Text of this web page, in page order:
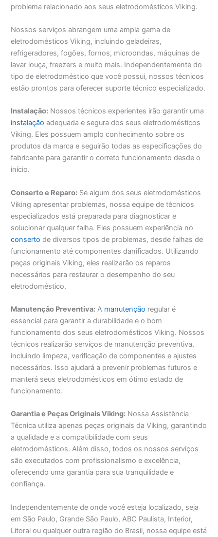
problema relacionado aos seus eletrodomésticos Viking.
Nossos serviços abrangem uma ampla gama de
eletrodomésticos Viking, incluindo geladeiras,
refrigeradores, fogões, fornos, microondas, máquinas de
lavar louça, freezers e muito mais. Independentemente do
tipo de eletrodoméstico que você possui, nossos técnicos
estão prontos para oferecer suporte técnico especializado.
Instalação: Nossos técnicos experientes irão garantir uma
instalação adequada e segura dos seus eletrodomésticos
Viking. Eles possuem amplo conhecimento sobre os
produtos da marca e seguirão todas as especificações do
fabricante para garantir o correto funcionamento desde o
início.
Conserto e Reparo: Se algum dos seus eletrodomésticos
Viking apresentar problemas, nossa equipe de técnicos
especializados está preparada para diagnosticar e
solucionar qualquer falha. Eles possuem experiência no
conserto de diversos tipos de problemas, desde falhas de
funcionamento até componentes danificados. Utilizando
peças originais Viking, eles realizarão os reparos
necessários para restaurar o desempenho do seu
eletrodoméstico.
Manutenção Preventiva: A manutenção regular é
essencial para garantir a durabilidade e o bom
funcionamento dos seus eletrodomésticos Viking. Nossos
técnicos realizarão serviços de manutenção preventiva,
incluindo limpeza, verificação de componentes e ajustes
necessários. Isso ajudará a prevenir problemas futuros e
manterá seus eletrodomésticos em ótimo estado de
funcionamento.
Garantia e Peças Originais Viking: Nossa Assistência
Técnica utiliza apenas peças originais da Viking, garantindo
a qualidade e a compatibilidade com seus
eletrodomésticos. Além disso, todos os nossos serviços
são executados com profissionalismo e excelência,
oferecendo uma garantia para sua tranquilidade e
confiança.
Independentemente de onde você esteja localizado, seja
em São Paulo, Grande São Paulo, ABC Paulista, Interior,
Litoral ou qualquer outra região do Brasil, nossa equipe está